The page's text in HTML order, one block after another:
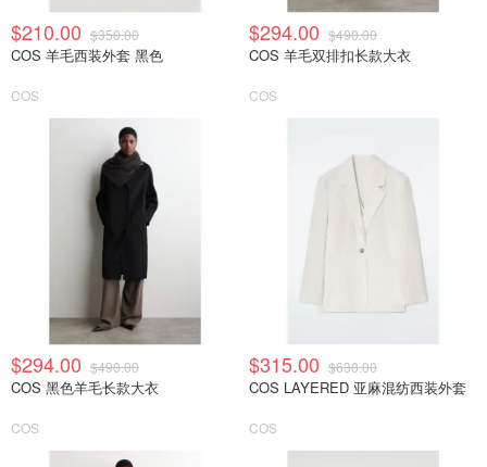
$210.00 $350.00
COS 羊毛西装外套 黑色
COS
$294.00 $490.00
COS 羊毛双排扣长款大衣
COS
$294.00 $490.00
COS 黑色羊毛长款大衣
COS
$315.00 $630.00
COS LAYERED 亚麻混纺西装外套
COS